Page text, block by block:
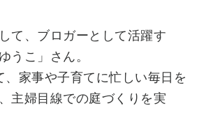
て、ブロガーとして活躍す
うこ」さん。
、家事や子育てに忙しい毎日を
主婦目線での庭づくりを実